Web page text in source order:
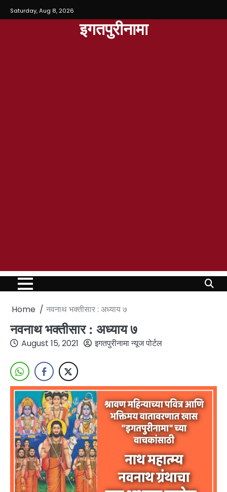
Saturday, Aug 8, 2026
इगतपुरीनामा
Home नवनाथ भक्तीसार : अध्याय ७
नवनाथ भक्तीसार : अध्याय ७
August 15, 2021 इगतपुरीनामा न्यूज पोर्टल